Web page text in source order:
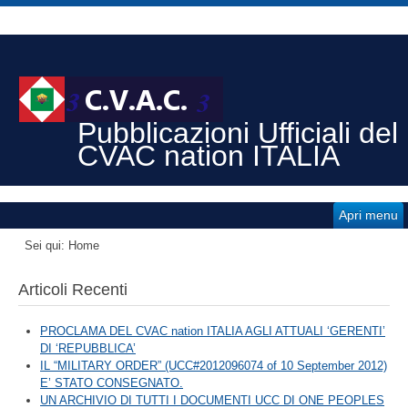
Pubblicazioni Ufficiali del
CVAC nation ITALIA
Apri menu
Sei qui: Home
Articoli Recenti
PROCLAMA DEL CVAC nation ITALIA AGLI ATTUALI ‘GERENTI’
DI ‘REPUBBLICA’
IL “MILITARY ORDER” (UCC#2012096074 of 10 September 2012)
E’ STATO CONSEGNATO.
UN ARCHIVIO DI TUTTI I DOCUMENTI UCC DI ONE PEOPLES